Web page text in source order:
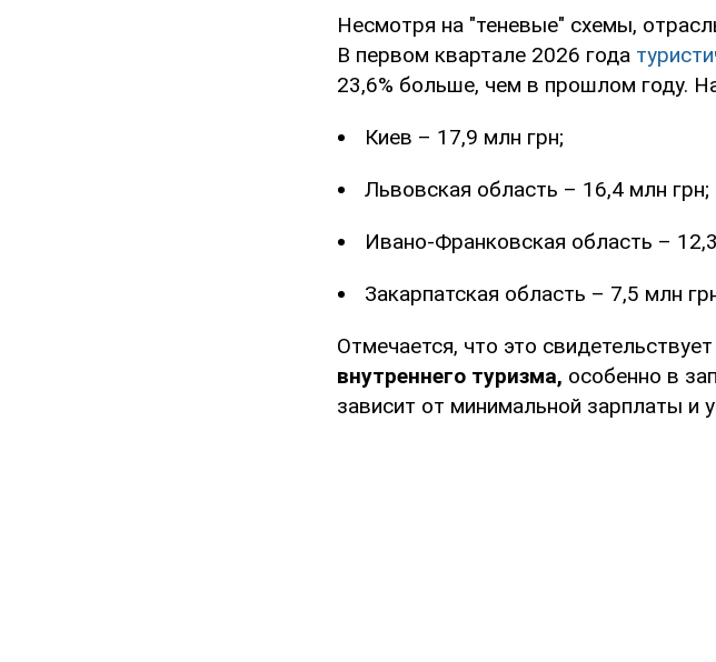
Несмотря на "теневые" схемы,
В первом квартале 2026 года
23,6% больше, чем в прошлом году.
Киев – 17,9 млн грн;
Львовская область – 16,4 млн грн;
Ивано-Франковская область –
Закарпатская область – 7,5 млн
Отмечается, что это
внутреннего туризма, особенно в
зависит от минимальной зарплаты и